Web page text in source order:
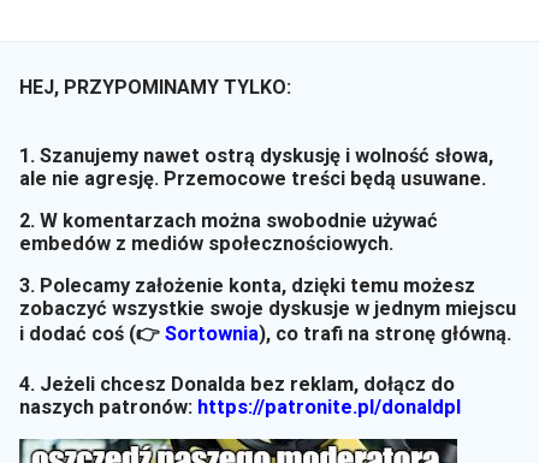
HEJ, PRZYPOMINAMY TYLKO:
1. Szanujemy nawet ostrą dyskusję i wolność słowa,
ale nie agresję. Przemocowe treści będą usuwane.
2. W komentarzach można swobodnie używać
embedów z mediów społecznościowych.
3. Polecamy założenie konta, dzięki temu możesz
zobaczyć wszystkie swoje dyskusje w jednym miejscu
i dodać coś (👉 Sortownia), co trafi na stronę główną.
4. Jeżeli chcesz Donalda bez reklam, dołącz do
naszych patronów: https://patronite.pl/donaldpl